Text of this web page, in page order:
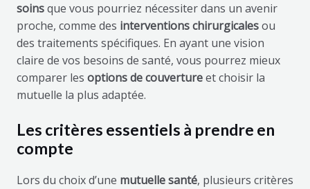
soinsque vous pourriez nécessiter dans un avenir
proche, comme des interventions chirurgicalesou
des traitements spécifiques. En ayant une vision
claire de vos besoins de santé, vous pourrez mieux
comparer les options de couvertureet choisir la
mutuelle la plus adaptée.
Les critères essentiels à prendre en
compte
Lors du choix d’une mutuelle santé, plusieurs critères